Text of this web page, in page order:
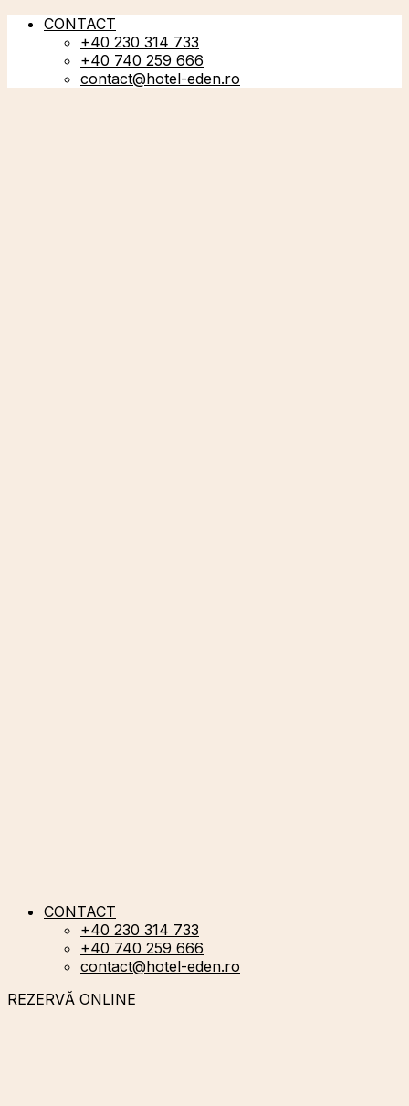
CONTACT
+40 230 314 733
+40 740 259 666
contact@hotel-eden.ro
CONTACT
+40 230 314 733
+40 740 259 666
contact@hotel-eden.ro
REZERVĂ ONLINE